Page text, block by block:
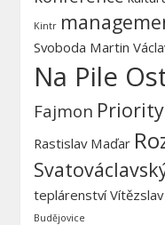
Kintr
Svoboda Martin
Na Pile
Fajmon
Rastislav Maďar
teplárenství
Budějovice